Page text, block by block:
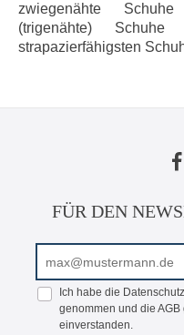
zwiegenähte
(trigenähte)
strapazierfähigsten
FÜR DEN
Ich habe die
genommen und die AGB
einverstanden.